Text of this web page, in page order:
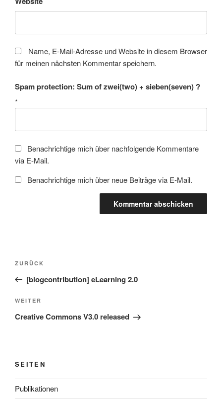
Name, E-Mail-Adresse und Website in diesem Browser
für meinen nächsten Kommentar speichern.
Spam protection: Sum of zwei(two) + sieben(seven) ?
*
Benachrichtige mich über nachfolgende Kommentare
via E-Mail.
Benachrichtige mich über neue Beiträge via E-Mail.
Beitragsnavigation
Vorheriger
Beitrag
ZURÜCK
[blogcontribution] eLearning 2.0
Nächster
Beitrag
WEITER
Creative Commons V3.0 released
SEITEN
Publikationen